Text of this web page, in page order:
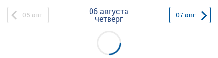
05 авг 06 августа
четверг 07авг